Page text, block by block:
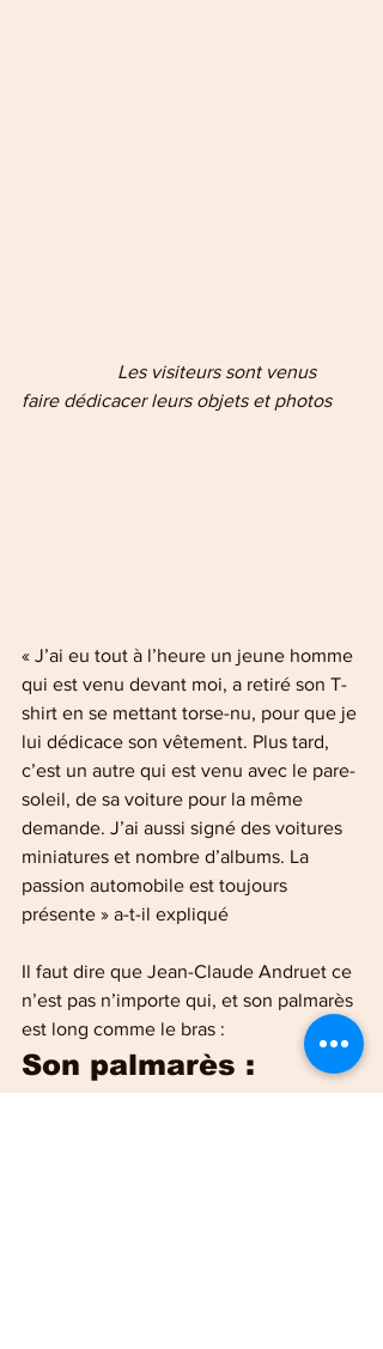
Les visiteurs sont venus
faire dédicacer leurs objets et photos
« J’ai eu tout à l’heure un jeune homme
qui est venu devant moi, a retiré son T-
shirt en se mettant torse-nu, pour que je
lui dédicace son vêtement. Plus tard,
c’est un autre qui est venu avec le pare-
soleil, de sa voiture pour la même
demande. J’ai aussi signé des voitures
miniatures et nombre d’albums. La
passion automobile est toujours
présente » a-t-il expliqué
Il faut dire que Jean-Claude Andruet ce
n’est pas n’importe qui, et son palmarès
est long comme le bras :
Son palmarès :